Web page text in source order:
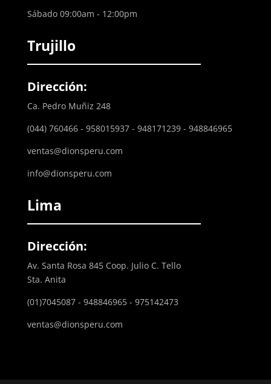
Sábado 09:00am - 12:00pm
Trujillo
Dirección:
Ca. Pedro Muñiz 248
(044) 760466 - 958015937 - 948171239 - 948846965
ventas@dionsperu.com
info@dionsperu.com
Lima
Dirección:
Av. Santa Rosa 845 Coop. Julio C. Tello
Sta. Anita
(01)7045087 - 948846965 - 975142473
ventas@dionsperu.com